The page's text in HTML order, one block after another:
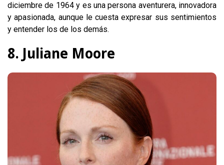
diciembre de 1964 y es una persona aventurera, innovadora
y apasionada, aunque le cuesta expresar sus sentimientos
y entender los de los demás.
8. Juliane Moore